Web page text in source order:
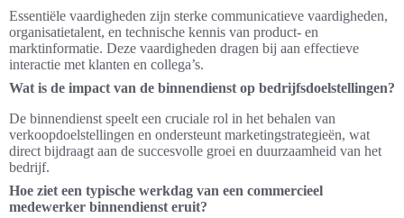
Essentiële vaardigheden zijn sterke communicatieve vaardigheden,
organisatietalent, en technische kennis van product- en
marktinformatie. Deze vaardigheden dragen bij aan effectieve
interactie met klanten en collega’s.
Wat is de impact van de binnendienst op bedrijfsdoelstellingen?
De binnendienst speelt een cruciale rol in het behalen van
verkoopdoelstellingen en ondersteunt marketingstrategieën, wat
direct bijdraagt aan de succesvolle groei en duurzaamheid van het
bedrijf.
Hoe ziet een typische werkdag van een commercieel
medewerker binnendienst eruit?